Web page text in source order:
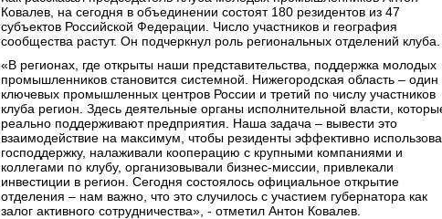
Ковалев, на сегодня в объединении состоят 180 резидентов из 47
субъектов Российской Федерации. Число участников и география
сообщества растут. Он подчеркнул роль региональных отделений клуба.
«В регионах, где открыты наши представительства, поддержка молодых
промышленников становится системной. Нижегородская область – один
ключевых промышленных центров России и третий по числу участников
клуба регион. Здесь деятельные органы исполнительной власти,
реально поддерживают предприятия. Наша задача – вывести это
взаимодействие на максимум, чтобы резиденты эффективно
господдержку, налаживали кооперацию с крупными компаниями и
коллегами по клубу, организовывали бизнес-миссии, привлекали
инвестиции в регион. Сегодня состоялось официальное открытие
отделения – нам важно, что это случилось с участием губернатора как
залог активного сотрудничества», - отметил Антон Ковалев.